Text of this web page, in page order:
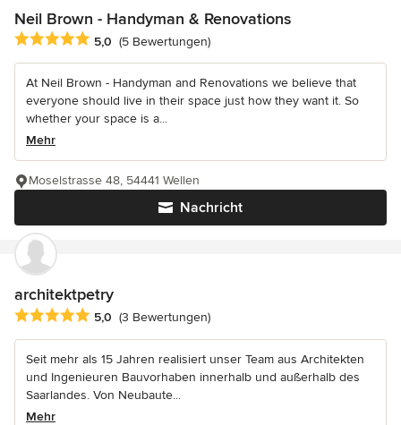
Neil Brown - Handyman & Renovations
Durchschnittliche Bewertung: 5 von 5 Sternen
5,0 (5 Bewertungen)
At Neil Brown - Handyman and Renovations we believe that
everyone should live in their space just how they want it. So
whether your space is a...
Mehr
Nachricht
Moselstrasse 48, 54441 Wellen
architektpetry
Durchschnittliche Bewertung: 5 von 5 Sternen
5,0 (3 Bewertungen)
Seit mehr als 15 Jahren realisiert unser Team aus Architekten
und Ingenieuren Bauvorhaben innerhalb und außerhalb des
Saarlandes. Von Neubaute...
Mehr